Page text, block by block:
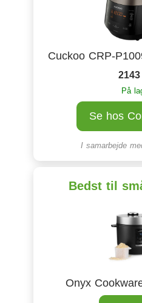
2143
På
Se hos
I samarbejde
Bedst til
Onyx